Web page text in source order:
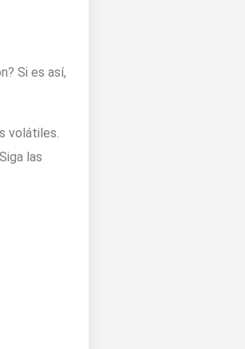
Si es así,
volátiles.
las